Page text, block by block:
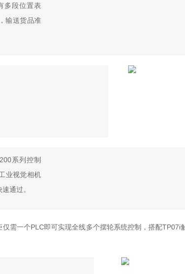
多段位置表
输送货品准
系列控制
业视觉相机
通过。
需一个PLC即可实现全线多个摆轮系统控制，搭配TP07i